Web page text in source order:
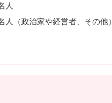
人
（政治家や経営者、その他）